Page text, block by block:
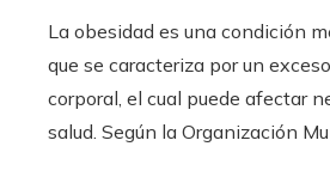
La obesidad es una condición
que se caracteriza por un
corporal, el cual puede afectar
salud. Según la Organización